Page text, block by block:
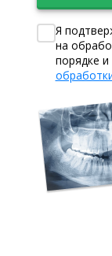
Я
на
порядке и